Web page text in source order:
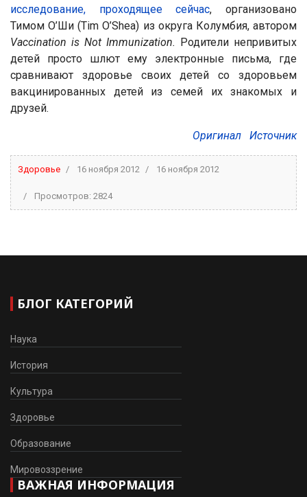
исследование, проходящее сейчас, организовано
Тимом О’Ши (Tim O’Shea) из округа Колумбия, автором
Vaccination is Not Immunization. Родители непривитых
детей просто шлют ему электронные письма, где
сравнивают здоровье своих детей со здоровьем
вакцинированных детей из семей их знакомых и
друзей.
Оригинал Источник
Здоровье 16 ноября 2012 16 ноября 2012
Просмотров: 2824
БЛОГ КАТЕГОРИЙ
Наука
История
Культура
Здоровье
Образование
Мировоззрение
ВАЖНАЯ ИНФОРМАЦИЯ